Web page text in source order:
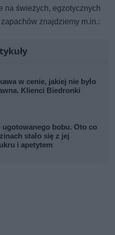
na świeżych, egzotycznych
znajdziemy m.in.:
w cenie, jakiej nie było
Klienci Biedronki
ugotowanego bobu. Oto co
stało się z jej
i apetytem